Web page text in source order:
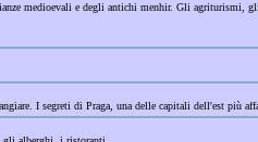
medioevali e degli antichi menhir. Gli agriturismi,
I segreti di Praga, una delle capitali dell'est più